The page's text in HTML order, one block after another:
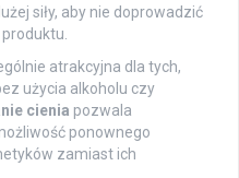
siły, aby nie doprowadzić
atrakcyjna dla tych,
użycia alkoholu czy
cienia pozwala
ponownego
zamiast ich